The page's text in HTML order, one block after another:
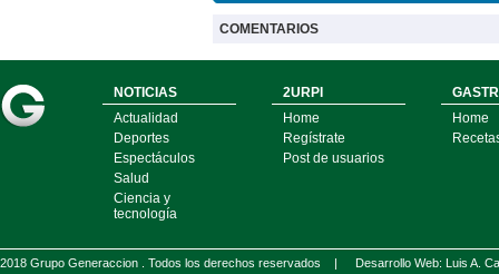
COMENTARIOS
NOTICIAS
Actualidad
Deportes
Espectáculos
Salud
Ciencia y
tecnología
2URPI
Home
Regístrate
Post de usuarios
Home
2018 Grupo Generaccion . Todos los derechos reservados | Desarrollo Web: Luis